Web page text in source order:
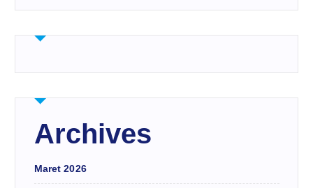
Archives
Maret 2026